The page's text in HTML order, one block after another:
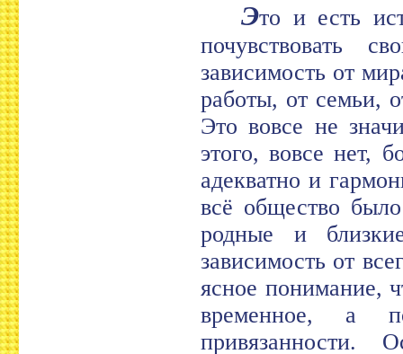
Это и есть
почувствовать
зависимость от
работы, от семьи,
Это вовсе не
этого, вовсе нет,
адекватно и
всё общество
родные и
зависимость от
ясное понимание,
временное, а
привязанности.